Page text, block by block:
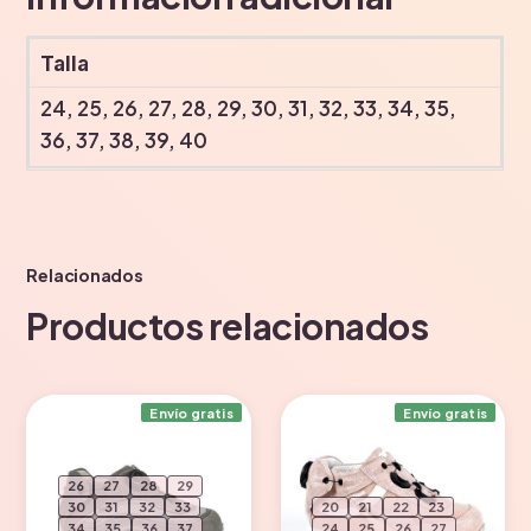
Talla
24, 25, 26, 27, 28, 29, 30, 31, 32, 33, 34, 35,
36, 37, 38, 39, 40
Relacionados
Productos relacionados
Envío gratis
26 27 28
29
30
31 32
33
34
35 36
37
Envío gratis
20 21 22
23
24
25 26
27